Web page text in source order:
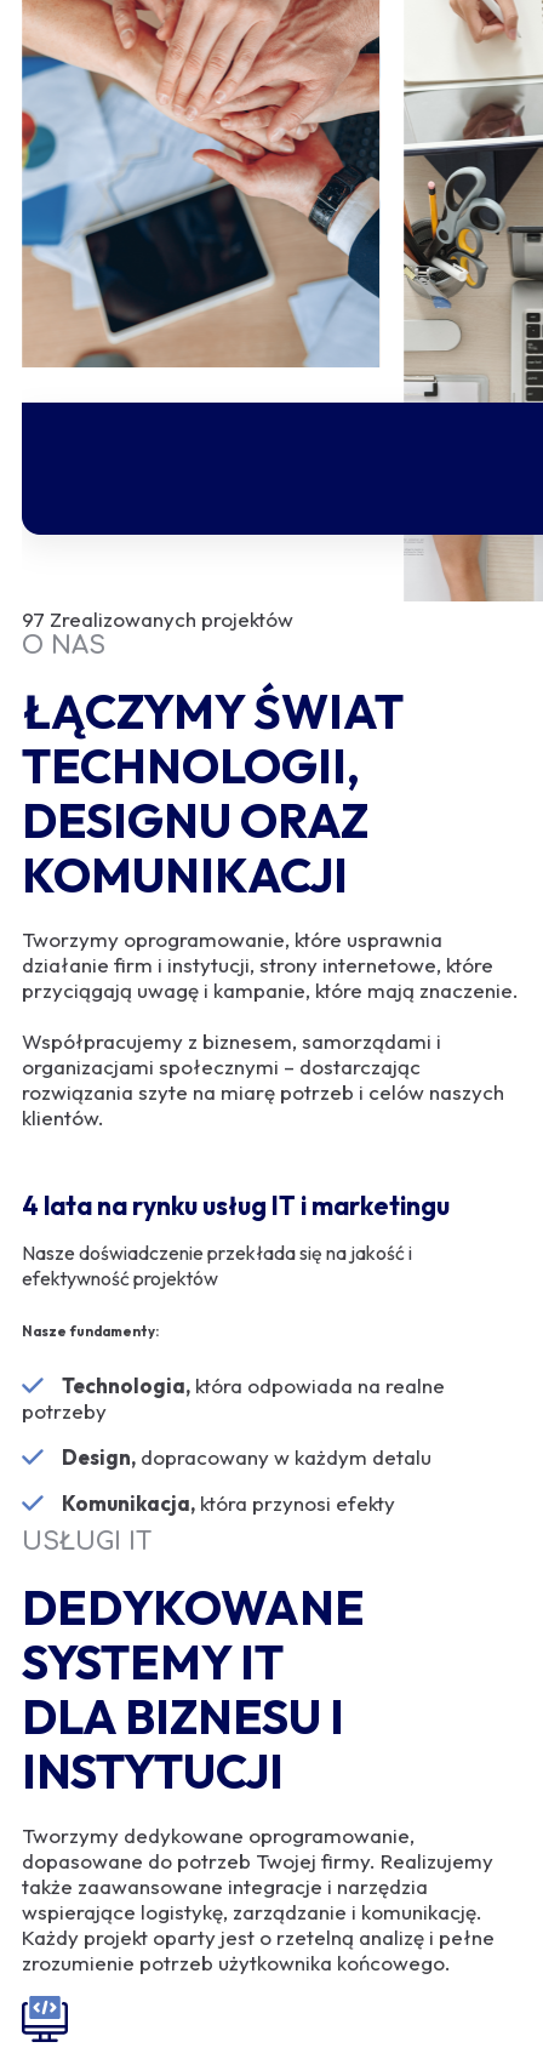
97 Zrealizowanych projektów
O NAS
ŁĄCZYMY ŚWIAT
TECHNOLOGII,
DESIGNU ORAZ
KOMUNIKACJI
Tworzymy oprogramowanie, które usprawnia
działanie firm i instytucji, strony internetowe, które
przyciągają uwagę i kampanie, które mają znaczenie.
Współpracujemy z biznesem, samorządami i
organizacjami społecznymi – dostarczając
rozwiązania szyte na miarę potrzeb i celów naszych
klientów.
4 lata na rynku usług IT i marketingu
Nasze doświadczenie przekłada się na jakość i
efektywność projektów
Nasze fundamenty:
Technologia, która odpowiada na realne
potrzeby
Design, dopracowany w każdym detalu
Komunikacja, która przynosi efekty
USŁUGI IT
DEDYKOWANE
SYSTEMY IT
DLA BIZNESU I
INSTYTUCJI
Tworzymy dedykowane oprogramowanie,
dopasowane do potrzeb Twojej firmy. Realizujemy
także zaawansowane integracje i narzędzia
wspierające logistykę, zarządzanie i komunikację.
Każdy projekt oparty jest o rzetelną analizę i pełne
zrozumienie potrzeb użytkownika końcowego.